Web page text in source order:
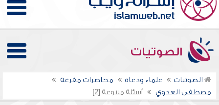
الصوتيات
الصوتيات علماء ودعاة
محاضرات مفرغة
مصطفى العدوي
أسئلة متنوعة [2]